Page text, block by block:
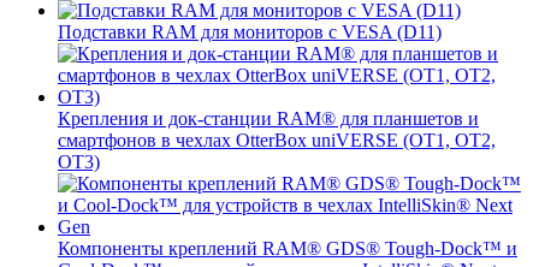
Подставки RAM для мониторов с VESA (D11)
Крепления и док-станции RAM® для планшетов и
смартфонов в чехлах OtterBox uniVERSE (OT1, OT2,
OT3)
Компоненты креплений RAM® GDS® Tough-Dock™ и